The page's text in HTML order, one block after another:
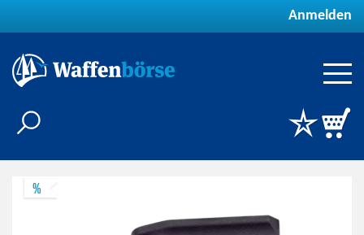
Anmelden
%